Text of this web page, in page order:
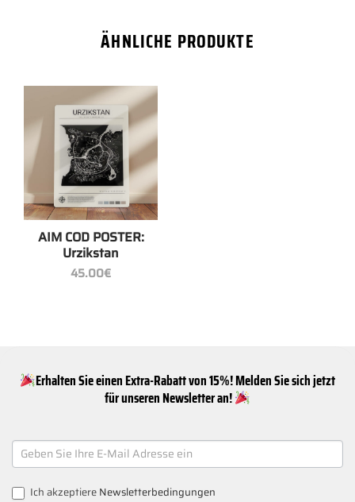
ÄHNLICHE PRODUKTE
AIM COD POSTER:
Urzikstan
45.00€
Erhalten Sie einen Extra-Rabatt von 15%! Melden Sie sich jetzt
für unseren Newsletter an!
NEWSLETTER
SIGNUP
Ich akzeptiereNewsletterbedingungen